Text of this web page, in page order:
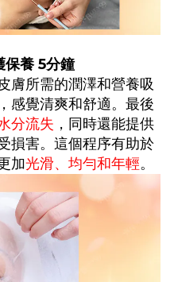
保養5分鐘
膚所需的潤澤和營養吸
，感覺清爽和舒適。最後
分流失 ，同時還能提供
損害。這個程序有助於
加光滑、均勻和年輕。